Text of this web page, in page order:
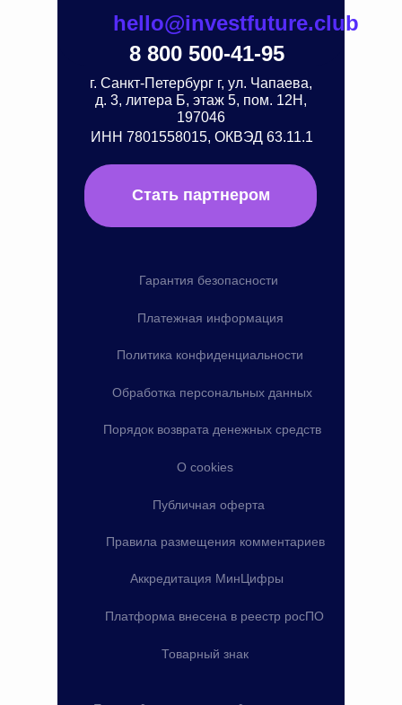
Порядок возврата денежных средств
Политика конфиденциальности
Обработка персональных данных
Платформа внесена в реестр росПО
О cookies
Аккредитация МинЦифры
Правила размещения комментариев
Публичная оферта
Гарантия безопасности
Товарный знак
Платежная информация
ИНН 7801558015, ОКВЭД 63.11.1
г. Санкт-Петербург г, ул. Чапаева,
д. 3, литера Б, этаж 5, пом. 12Н,
197046
hello@investfuture.club
Стать партнером
8 800 500-41-95